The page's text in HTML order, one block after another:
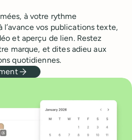
à votre rythme
l’avance vos publications texte,
et aperçu de lien. Restez
marque, et dites adieu aux
quotidiennes.